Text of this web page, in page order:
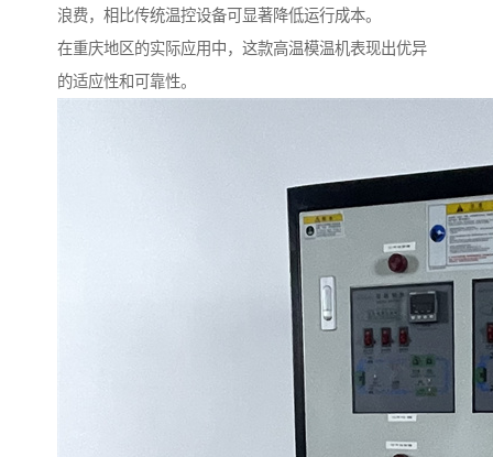
浪费，相比传统温控设备可显著降低运行成本。
在重庆地区的实际应用中，这款高温模温机表现出优异
的适应性和可靠性。